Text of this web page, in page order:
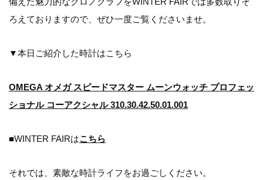
ろえておりますので、ぜひ一度ご覧くださいませ。
▼本日ご紹介した時計はこちら
OMEGA オメガ スピードマスター ムーンウォッチ プロフェッ
ショナル コーアクシャル 310.30.42.50.01.001
■WINTER FAIRはこちら
それでは、素敵な時計ライフをお過ごしください。